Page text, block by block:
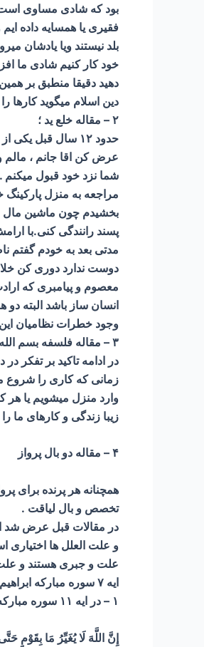
بود که شادی مساوی است
فقیری یا همسایه داده
بلد نیستند ویا یادشان
دهید دقیقا منطبق بر
دین اسلام میگوید کارها
۲ – مقاله خلع ید ؛
حدود ۱۲ سال
عرض کن اقا جانم ، مالم
شما نزد خود قبول
مراجعه به منزل
بخشیدم چون ماشین مال
پسند رانندگی کنی.با
مدتی بعد به خودم گفتم
دوست ندارد دوری کن
معصوم و پیامبری که
انسان ساز باشد البته
وجود خطرات نظامیان
۳ – مقاله فلسفه بسم الله الرحمن الرحیم
در ادامه تاکید بر تفکر
زمانی که کاری را شروع
وارد منزل میشویم یا هر
زیبا زندگی و کارهای ما
۴ – مقاله دو بال پرواز
همچنانه هر پرنده برای
تخصص و بال لیاقت .
در مقالات قبل عرض شد
و علت العلل ها اختیاری
ایه ۷ سوره مبارکه ابراهیم است .
۱ – در ایه ۱۱ سوره مبارکه رعد میفرماید خداوند حال اقوام را بسوی خوبی و یا بدی تغییر نمیدهد مگر بر اساس رفتار نفوس که مستعد نزول نعمت باشند یا نقمت
إِنَّ اللَّهَ لَا يُغَيِّرُ مَا بِقَوْمٍ